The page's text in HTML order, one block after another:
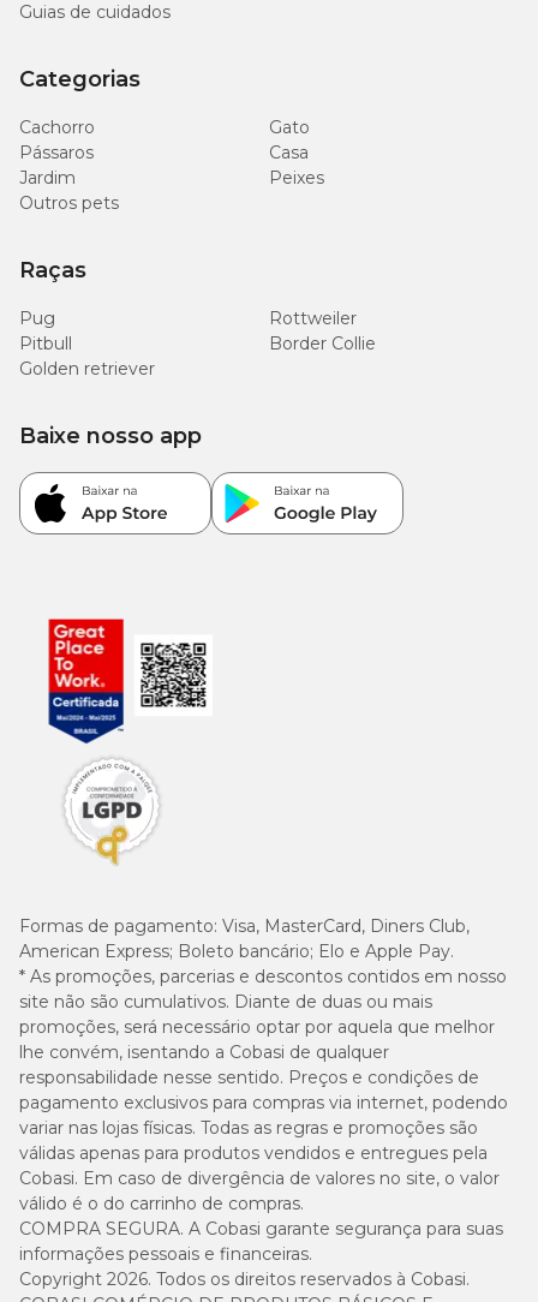
Guias de cuidados
Categorias
Cachorro
Gato
Pássaros
Casa
Jardim
Peixes
Outros pets
Raças
Pug
Rottweiler
Pitbull
Border Collie
Golden retriever
Formas de pagamento: Visa, MasterCard, Diners Club,
American Express; Boleto bancário; Elo e Apple Pay.
* As promoções, parcerias e descontos contidos em nosso
site não são cumulativos. Diante de duas ou mais
promoções, será necessário optar por aquela que melhor
lhe convém, isentando a Cobasi de qualquer
responsabilidade nesse sentido. Preços e condições de
pagamento exclusivos para compras via internet, podendo
variar nas lojas físicas. Todas as regras e promoções são
válidas apenas para produtos vendidos e entregues pela
Cobasi. Em caso de divergência de valores no site, o valor
válido é o do carrinho de compras.
COMPRA SEGURA. A Cobasi garante segurança para suas
informações pessoais e financeiras.
Copyright 2026. Todos os direitos reservados à Cobasi.
Baixe nosso app